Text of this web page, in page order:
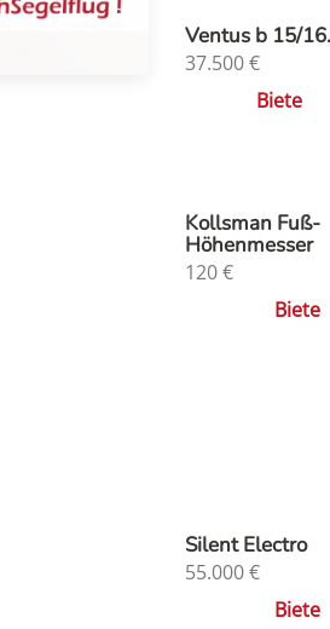
Ventus b 15/
37.500€
Biete
Kollsman Fuß-
Höhenmesser
120€
Biete
Silent Electro
55.000€
Biete